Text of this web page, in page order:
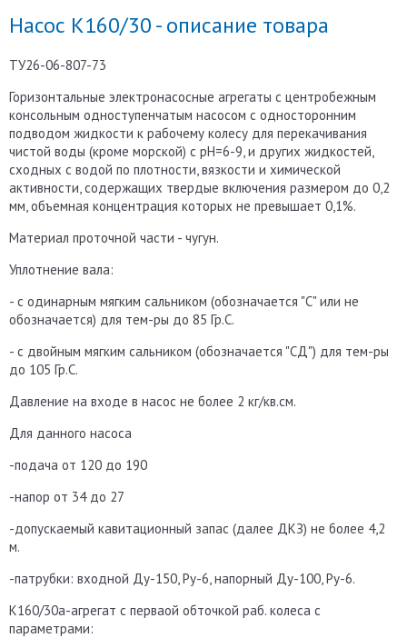
Насос К160/30 - описание товара
ТУ26-06-807-73
Горизонтальные электронасосные агрегаты с центробежным
консольным одноступенчатым насосом с односторонним
подводом жидкости к рабочему колесу для перекачивания
чистой воды (кроме морской) с рН=6-9, и других жидкостей,
сходных с водой по плотности, вязкости и химической
активности, содержащих твердые включения размером до 0,2
мм, объемная концентрация которых не превышает 0,1%.
Материал проточной части - чугун.
Уплотнение вала:
- с одинарным мягким сальником (обозначается "С" или не
обозначается) для тем-ры до 85 Гр.С.
- с двойным мягким сальником (обозначается "СД") для тем-ры
до 105 Гр.С.
Давление на входе в насос не более 2 кг/кв.см.
Для данного насоса
-подача от 120 до 190
-напор от 34 до 27
-допускаемый кавитационный запас (далее ДКЗ) не более 4,2
м.
-патрубки: входной Ду-150, Ру-6, напорный Ду-100, Ру-6.
К160/30а-агрегат с перваой обточкой раб. колеса с
параметрами: